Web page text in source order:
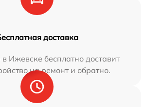
доставка
Ижевске бесплатно доставит
на ремонт и обратно.